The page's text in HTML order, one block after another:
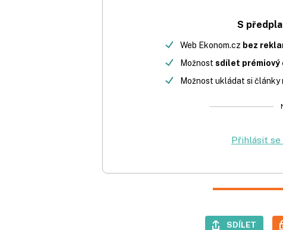
S
Web Ekonom.cz bez
Možnost sdílet prémiový
Možnost ukládat si články
Přihlásit
SDÍLET